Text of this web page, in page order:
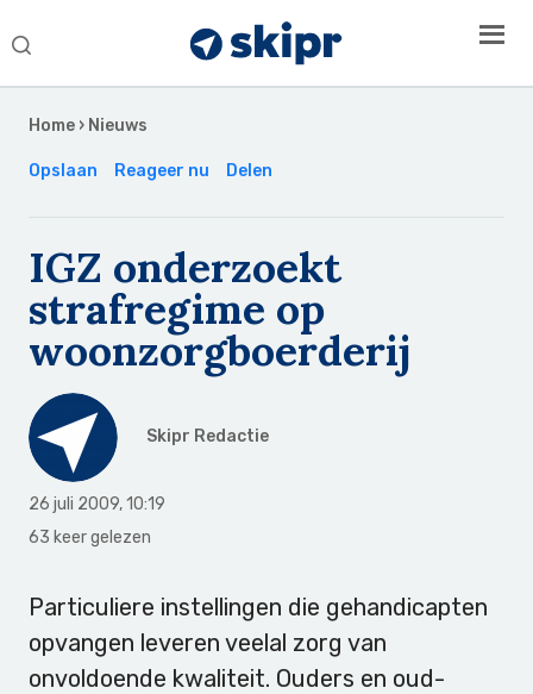
Search
Home › Nieuws
Opslaan Reageer nu Delen
IGZ onderzoekt
strafregime op
woonzorgboerderij
Skipr Redactie
26 juli 2009,10:19
63 keer gelezen
Particuliere instellingen die gehandicapten
opvangen leveren veelal zorg van
onvoldoende kwaliteit. Ouders en oud-
Sidebar